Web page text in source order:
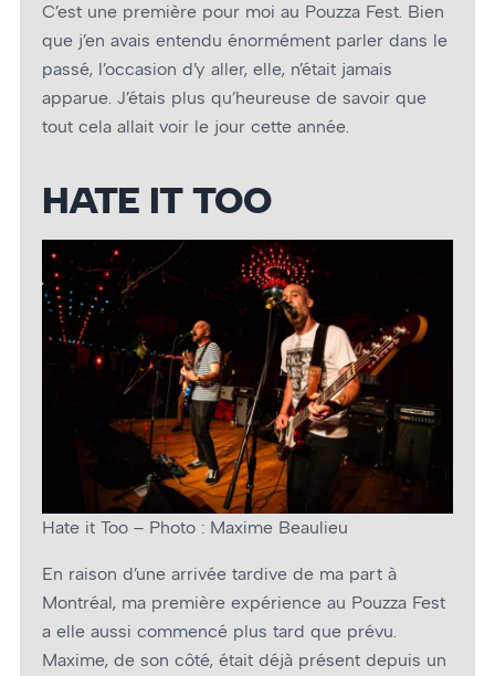
C’est une première pour moi au Pouzza Fest. Bien
que j’en avais entendu énormément parler dans le
passé, l’occasion d’y aller, elle, n’était jamais
apparue. J’étais plus qu’heureuse de savoir que
tout cela allait voir le jour cette année.
HATE IT TOO
Hate it Too – Photo : Maxime Beaulieu
En raison d’une arrivée tardive de ma part à
Montréal, ma première expérience au Pouzza Fest
a elle aussi commencé plus tard que prévu.
Maxime, de son côté, était déjà présent depuis un